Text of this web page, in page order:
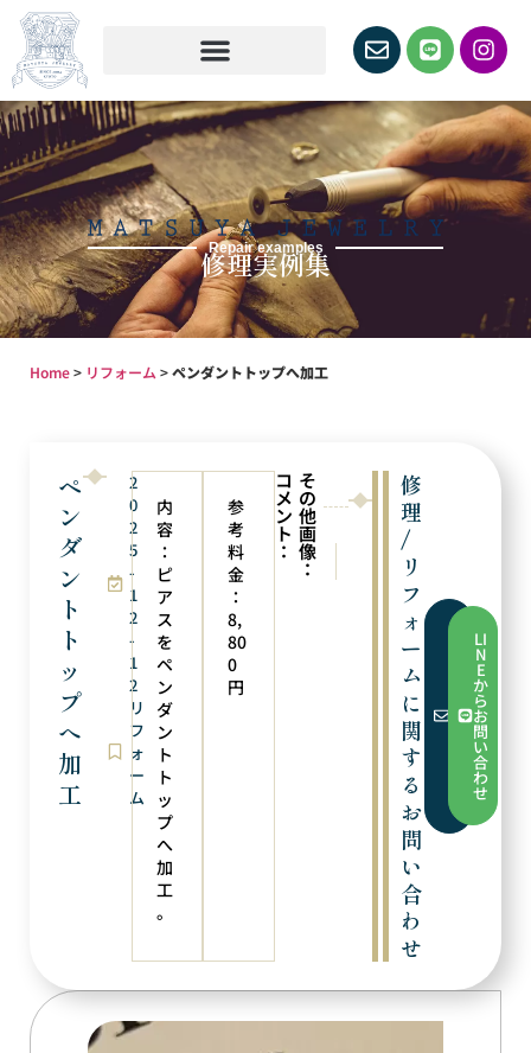
Repair examples
修理実例集
Home> リフォーム >ペンダントトップへ加工
ペ
ン
ダ
ン
ト
ト
ッ
プ
へ
加
工
2
0
2
5
-
1
2
-
1
2
リ
フ
ォ
ー
ム
内
容
：
ピ
ア
ス
を
ペ
ン
ダ
ン
ト
ト
ッ
プ
へ
加
工
。
参
考
料
金
：
8,
80
0
円
コ
メ
ン
ト
：
そ
の
他
画
像
： ペンダントトップへ加工
修
理
/
リ
フ
ォ
ー
ム
に
関
す
る
お
問
い
合
わ
せ
フ
ら
お
せ
LI
N
E
か
ら
お
問
い
合
わ
せ